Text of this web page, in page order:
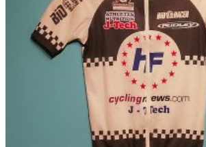
Produktseite
gewählt
werden